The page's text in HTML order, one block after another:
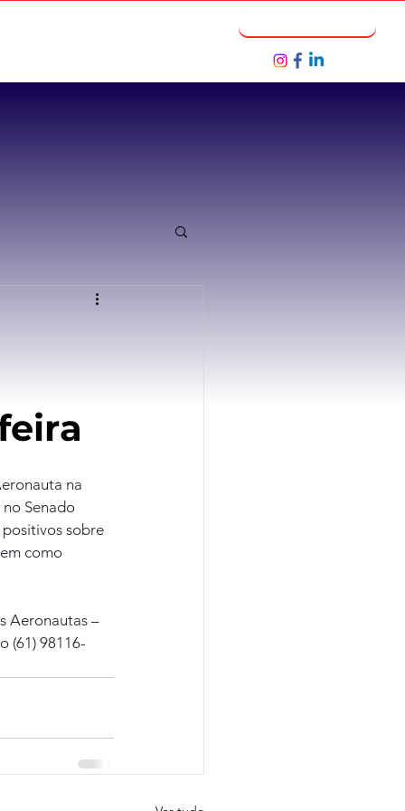
na
Senado
sobre
como
Aeronautas –
(61) 98116-